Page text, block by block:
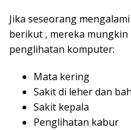
Jika seseorang mengalami
berikut , mereka
penglihatan komputer:
Mata kering
Sakit di leher dan
Sakit kepala
Penglihatan kabur